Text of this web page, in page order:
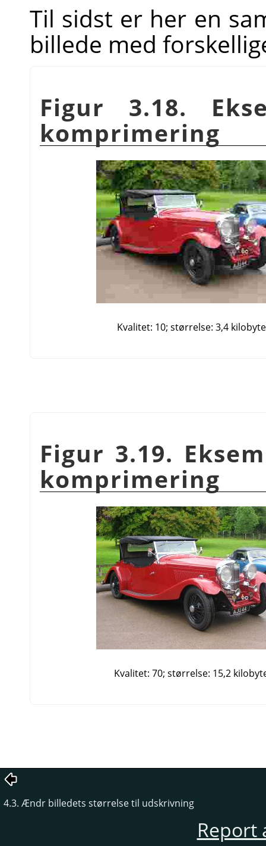
Til sidst er her en
billede med
Figur 3.18.
komprimering
Kvalitet: 10; størrelse: 3,4 kilobyte
Figur 3.19.
komprimering
Kvalitet: 70; størrelse: 15,2
4.3. Ændr billedets størrelse til udskrivning
Report